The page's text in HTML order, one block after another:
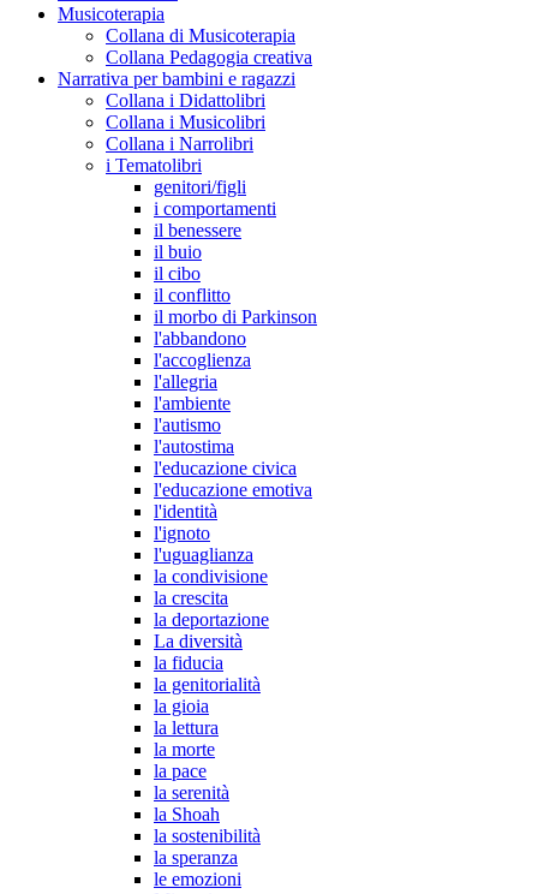
Musicoterapia
Collana di Musicoterapia
Collana Pedagogia creativa
Narrativa per bambini e ragazzi
Collana i Didattolibri
Collana i Musicolibri
Collana i Narrolibri
i Tematolibri
genitori/figli
i comportamenti
il benessere
il buio
il cibo
il conflitto
il morbo di Parkinson
l'abbandono
l'accoglienza
l'allegria
l'ambiente
l'autismo
l'autostima
l'educazione civica
l'educazione emotiva
l'identità
l'ignoto
l'uguaglianza
la condivisione
la crescita
la deportazione
La diversità
la fiducia
la genitorialità
la gioia
la lettura
la morte
la pace
la serenità
la Shoah
la sostenibilità
la speranza
le emozioni